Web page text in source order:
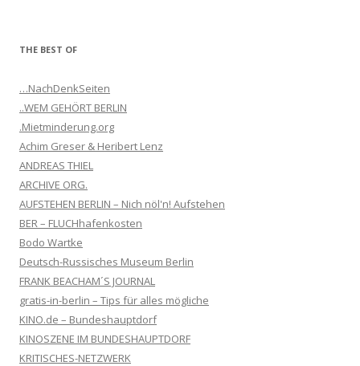
THE BEST OF
…NachDenkSeiten
..WEM GEHÖRT BERLIN
.Mietminderung.org
Achim Greser & Heribert Lenz
ANDREAS THIEL
ARCHIVE ORG.
AUFSTEHEN BERLIN – Nich nöl'n! Aufstehen
BER – FLUCHhafenkosten
Bodo Wartke
Deutsch-Russisches Museum Berlin
FRANK BEACHAM´S JOURNAL
gratis-in-berlin – Tips für alles mögliche
KINO.de – Bundeshauptdorf
KINOSZENE IM BUNDESHAUPTDORF
KRITISCHES-NETZWERK